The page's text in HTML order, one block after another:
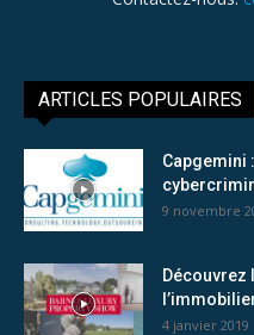
ARTICLES POPULAIRES
Capgemini
9 novembre
Découvrez
4 janvier 2019